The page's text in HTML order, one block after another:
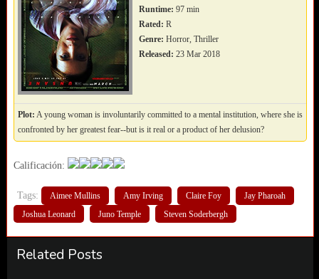
Runtime: 97 min
Rated: R
Genre: Horror, Thriller
Released: 23 Mar 2018
Plot: A young woman is involuntarily committed to a mental institution, where she is
confronted by her greatest fear--but is it real or a product of her delusion?
Calificación:
Tags: Aimee Mullins Amy Irving Claire Foy
Jay Pharoah
Joshua Leonard
Juno Temple Steven Soderbergh
Related Posts